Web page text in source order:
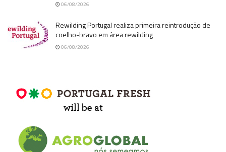
06/08/2026
Rewilding Portugal realiza primeira reintrodução de
coelho-bravo em área rewilding
06/08/2026